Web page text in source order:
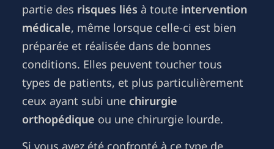
partie des risques liés à toute intervention
médicale, même lorsque celle-ci est bien
préparée et réalisée dans de bonnes
conditions. Elles peuvent toucher tous
types de patients, et plus particulièrement
ceux ayant subi une chirurgie
orthopédique ou une chirurgie lourde.